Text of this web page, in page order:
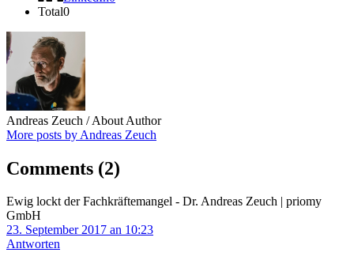
Total0
Andreas Zeuch / About Author
More posts by Andreas Zeuch
Comments (2)
Ewig lockt der Fachkräftemangel - Dr. Andreas Zeuch | priomy
GmbH
23. September 2017 an 10:23
Antworten